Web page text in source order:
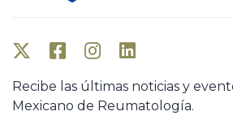
Recibe las últimas noticias y
Mexicano de Reumatología.